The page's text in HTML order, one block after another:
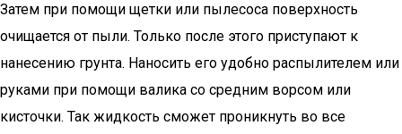
Затем при помощи щетки или пылесоса поверхность
очищается от пыли. Только после этого приступают к
нанесению грунта. Наносить его удобно распылителем или
руками при помощи валика со средним ворсом или
кисточки. Так жидкость сможет проникнуть во все